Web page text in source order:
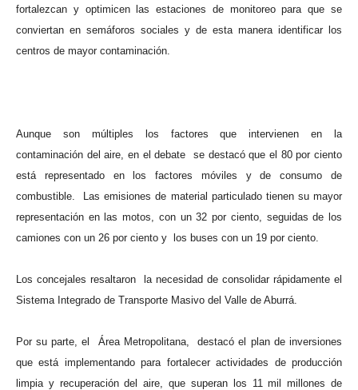
fortalezcan y optimicen las estaciones de monitoreo para que se
conviertan en semáforos sociales y de esta manera identificar los
centros de mayor contaminación.
Aunque son múltiples los factores que intervienen en la
contaminación del aire, en el debate se destacó que el 80 por ciento
está representado en los factores móviles y de consumo de
combustible. Las emisiones de material particulado tienen su mayor
representación en las motos, con un 32 por ciento, seguidas de los
camiones con un 26 por ciento y los buses con un 19 por ciento.
Los concejales resaltaron la necesidad de consolidar rápidamente el
Sistema Integrado de Transporte Masivo del Valle de Aburrá.
Por su parte, el Área Metropolitana, destacó el plan de inversiones
que está implementando para fortalecer actividades de producción
limpia y recuperación del aire, que superan los 11 mil millones de